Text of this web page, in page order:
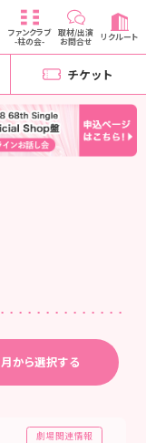
ファンクラブ
-柱の会-
取材/出演
お問合せ リクルート
チケット
から選択する
劇場関連情報